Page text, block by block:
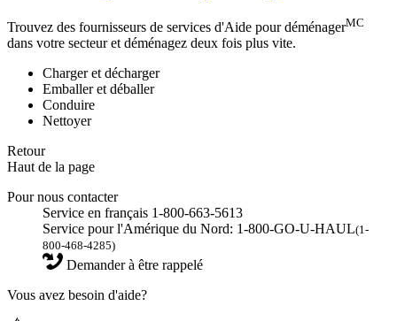
Trouvez des fournisseurs de services d'Aide pour déménagerMC
dans votre secteur et déménagez deux fois plus vite.
Charger et décharger
Emballer et déballer
Conduire
Nettoyer
Retour
Haut de la page
Pour nous contacter
Service en français 1-800-663-5613
Service pour l'Amérique du Nord: 1-800-GO-U-HAUL(1-
800-468-4285)
Demander à être rappelé
Vous avez besoin d'aide?